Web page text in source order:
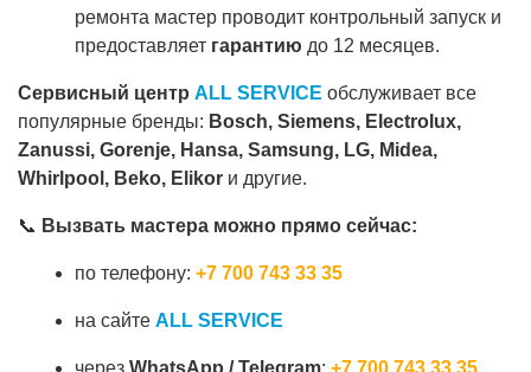
ремонта мастер проводит контрольный запуск и
предоставляет гарантию до 12 месяцев.
Сервисный центр ALL SERVICE обслуживает все
популярные бренды: Bosch, Siemens, Electrolux,
Zanussi, Gorenje, Hansa, Samsung, LG, Midea,
Whirlpool, Beko, Elikor и другие.
📞 Вызвать мастера можно прямо сейчас:
по телефону: +7 700 743 33 35
на сайте ALL SERVICE
через WhatsApp / Telegram: +7 700 743 33 35